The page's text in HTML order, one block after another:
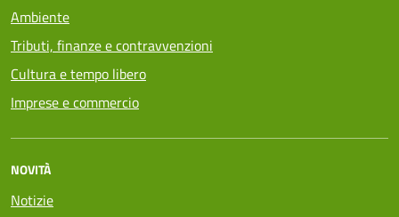
Ambiente
Tributi, finanze e contravvenzioni
Cultura e tempo libero
Imprese e commercio
NOVITÀ
Notizie